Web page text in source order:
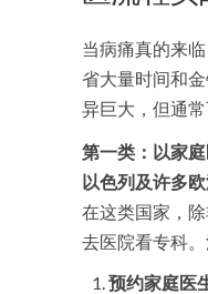
当病痛真的来
省大量时间和
异巨大，但通常
第一类：以家
以色列及许多欧
在这类国家，
去医院看专科。
预约家庭医